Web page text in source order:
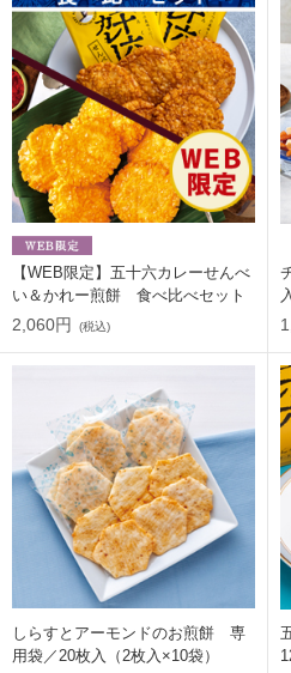
【WEB限定】五十六カレーせんべ
い＆かれー煎餅 食べ比べセット
2,060円 (税込)
しらすとアーモンドのお煎餅 専
用袋／20枚入（2枚入×10袋）